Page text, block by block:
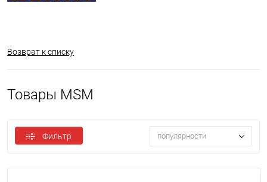
Возврат к списку
Товары MSM
Фильтр популярности